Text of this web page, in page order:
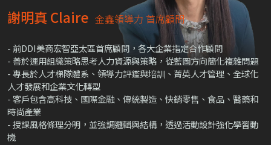
謝明真 Claire 金鑫領導力 首席顧問
- 前DDI美商宏智亞太區首席顧問，各大企業指定合作顧問
- 善於運用組織策略思考人力資源與策略，從藍圖方向簡化複雜問題
- 專長於人才梯隊體系、領導力評鑑與培訓、菁英人才管理、全球化
人才發展和企業文化轉型
- 客戶包含高科技、國際金融、傳統製造、快銷零售、食品、醫藥和
時尚產業
- 授課風格條理分明，並強調邏輯與結構，透過活動設計強化學習動
機